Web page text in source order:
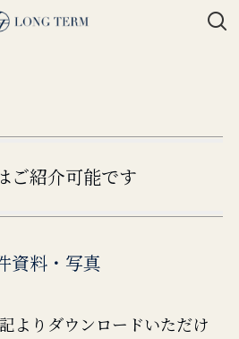
ご紹介可能です
資料・写真
よりダウンロードいただけ